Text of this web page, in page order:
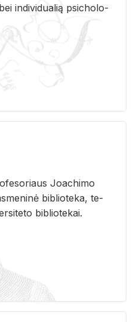
in­di­vi­dua­lią psi­cho­lo­
Jo­a­chi­mo
bi­b­lio­te­ka, te­
bi­b­lio­te­kai.